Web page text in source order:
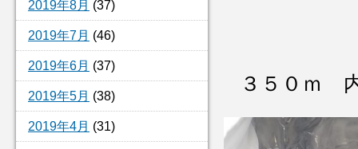
2019年8月 (37)
2019年7月 (46)
2019年6月 (37)
2019年5月 (38)
2019年4月 (31)
３５０ｍ